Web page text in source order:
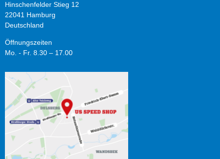
Hinschenfelder Stieg 12
22041 Hamburg
Deutschland
Öffnungszeiten
Mo. - Fr. 8.30 – 17.00